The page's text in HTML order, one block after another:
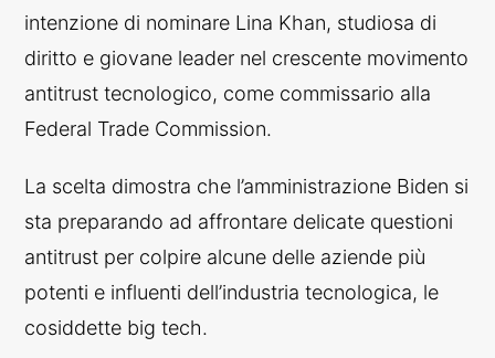
intenzione di nominare Lina Khan, studiosa di
diritto e giovane leader nel crescente movimento
antitrust tecnologico, come commissario alla
Federal Trade Commission.
La scelta dimostra che l’amministrazione Biden si
sta preparando ad affrontare delicate questioni
antitrust per colpire alcune delle aziende più
potenti e influenti dell’industria tecnologica, le
cosiddette big tech.